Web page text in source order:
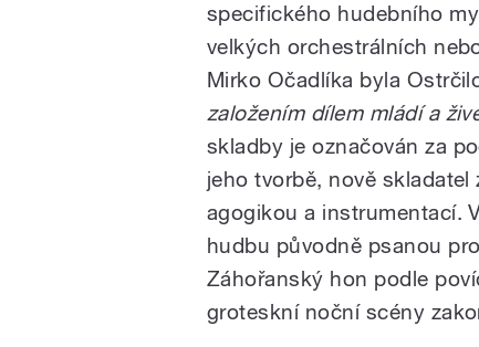
specifického hudebního
velkých orchestrálních
Mirko Očadlíka byla
založením dílem mládí a
skladby je označován za
jeho tvorbě, nově
agogikou a instrumentací.
hudbu původně psanou
Záhořanský hon podle
groteskní noční scény